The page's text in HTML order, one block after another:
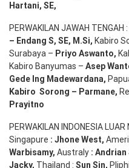
Hartani, SE,
PERWAKILAN JAWAH TENGAH
– Endang S, SE, M.Si, Kabiro
Surabaya – Priyo Aswanto,
Kabiro Banyumas – Asep
Gede Ing Madewardana,
Kabiro Sorong – Parmane,
Prayitno
PERWAKILAN INDONESIA LUAR
Singapure : JhoneWest,
Warbisamy, Australy : Andrian
Jacky, Thailand : Sun Sin,